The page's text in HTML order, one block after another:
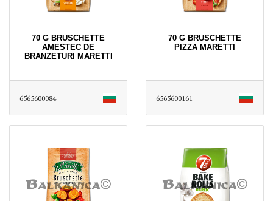
70 G BRUSCHETTE
AMESTEC DE
BRANZETURI MARETTI
6565600084
70 G BRUSCHETTE
PIZZA MARETTI
6565600161